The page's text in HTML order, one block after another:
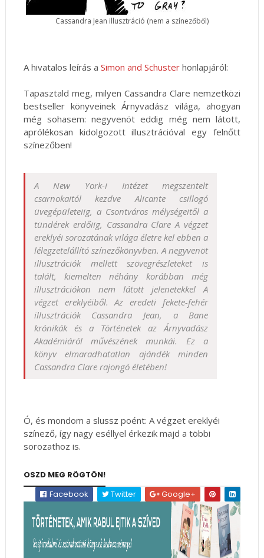
Cassandra Jean illusztráció (nem a színezőből)
A hivatalos leírás a Simon and Schusterhonlapjáról:
Tapasztald meg, milyen Cassandra Clare nemzetközi
bestseller könyveinek Árnyvadász világa, ahogyan
még sohasem: negyvenöt eddig még nem látott,
aprólékosan kidolgozott illusztrációval egy felnőtt
színezőben!
A New York-i Intézet megszentelt
csarnokaitól kezdve Alicante csillogó
üvegépületeiig, a Csontváros mélységeitől a
tündérek erdőiig, Cassandra Clare A végzet
ereklyéi sorozatának világa életre kel ebben a
lélegzetelállító színezőkönyvben. A negyvenöt
illusztrációk mellett szövegrészleteket is
talált, kiemelten néhány korábban még
illusztrációkon nem látott jelenetekkel A
végzet ereklyéiből. Az eredeti fekete-fehér
illusztrációk Cassandra Jean, a Bane
krónikák és a Történetek az Árnyvadász
Akadémiáról művészének munkái. Ez a
könyv elmaradhatatlan ajándék minden
Cassandra Clare rajongó életében!
Ó, és mondom a slussz poént: A végzet ereklyéi
színező, így nagy eséllyel érkezik majd a többi
sorozathoz is.
OSZD MEG RÖGTÖN!
Facebook
Twitter Google+